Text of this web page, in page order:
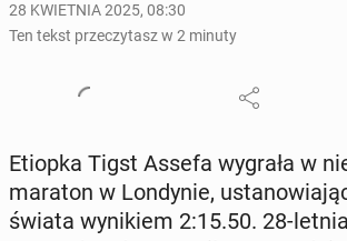
28 KWIETNIA 2025, 08:30
Ten tekst przeczytasz w 2 minuty
Etiopka Tigst Assefa wygrała w
maraton w Lon­dy­nie,
świata wy­ni­kiem 2:15.50. 28-